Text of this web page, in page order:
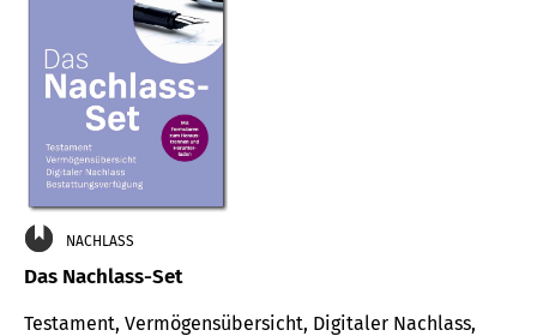
NACHLASS
Das Nachlass-Set
Testament, Vermögens­übersicht, Digitaler Nach­lass,